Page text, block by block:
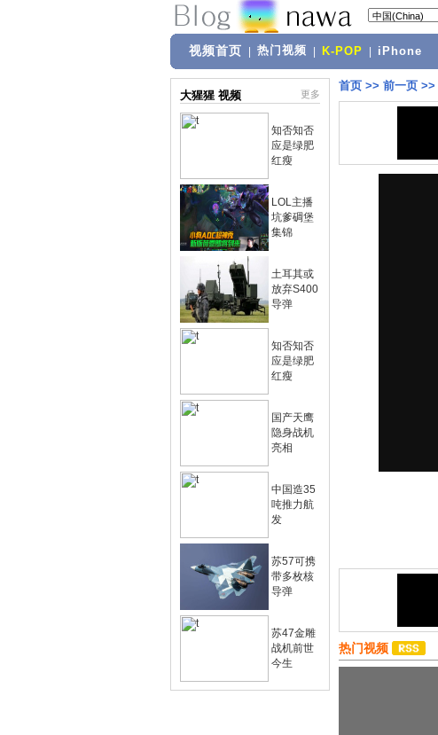
视频首页 热门视频 K-POP iPhone
大猩猩 视频 更多
知否知否
应是绿肥
红瘦
LOL主播
坑爹碉堡
集锦
土耳其或
放弃S400
导弹
知否知否
应是绿肥
红瘦
国产天鹰
隐身战机
亮相
中国造35
吨推力航
发
苏57可携
带多枚核
导弹
苏47金雕
战机前世
今生
首页 >> 前一页 >>
热门视频